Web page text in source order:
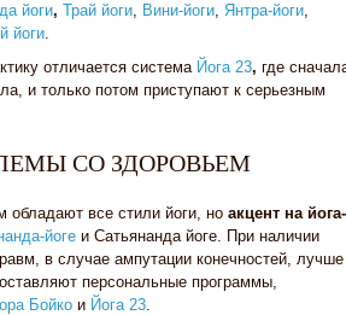
йоги, Трай йоги, Вини-йоги, Янтра-йоги,
йоги.
отличается система Йога 23, где
и только потом приступают к серьезным
СО ЗДОРОВЬЕМ
обладают все стили йоги, но акцент на йога-
йоге и Сатьянанда йоге. При наличии
в случае ампутации конечностей, лучше
персональные программы,
Бойко и Йога 23.